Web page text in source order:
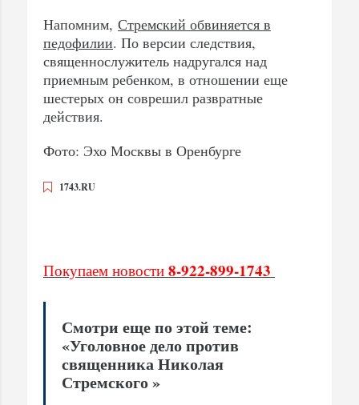
Напомним, Стремский обвиняется в
педофилии. По версии следствия,
священнослужитель надругался над
приемным ребенком, в отношении еще
шестерых он соврешил развратные
действия.
Фото: Эхо Москвы в Оренбурге
1743.RU
Покупаем новости 8-922-899-1743
Смотри еще по этой теме:
«Уголовное дело против
священника Николая
Стремского »